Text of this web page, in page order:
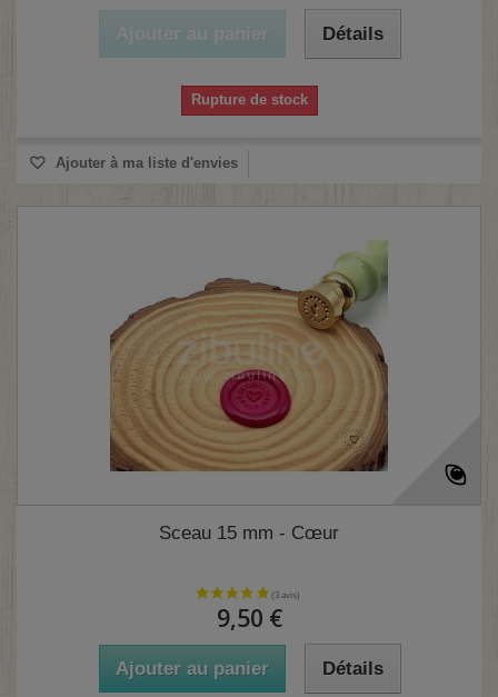
Ajouter au panier Détails
Rupture de stock
Ajouter à ma liste d'envies
Sceau 15 mm - Cœur
9,50 €
Ajouter au panier Détails